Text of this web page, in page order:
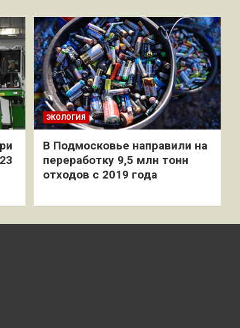
ЭКОЛОГИЯ
В Подмосковье направили на
переработку 9,5 млн тонн
отходов с 2019 года